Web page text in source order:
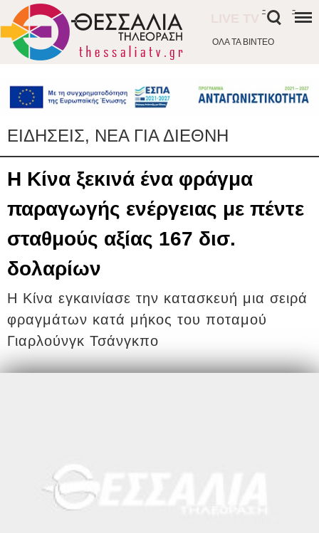
ΟΛΑ ΤΑ ΒΙΝΤΕΟ
- -
ΕΙΔΗΣΕΙΣ, ΝΕΑ ΓΙΑ ΔΙΕΘΝΗ
Η Κίνα ξεκινά ένα φράγμα
παραγωγής ενέργειας με πέντε
σταθμούς αξίας 167 δισ.
δολαρίων
Η Κίνα εγκαινίασε την κατασκευή μια σειρά
φραγμάτων κατά μήκος του ποταμού
Γιαρλούνγκ Τσάνγκπο